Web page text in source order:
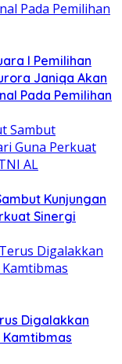
I Pemilihan
Janiqa Akan
Pada Pemilihan
Kunjungan
Sinergi
Digalakkan
Kamtibmas